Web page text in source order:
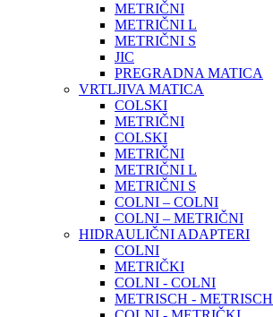
METRIČNI
METRIČNI L
METRIČNI S
JIC
PREGRADNA MATICA
VRTLJIVA MATICA
COLSKI
METRIČNI
COLSKI
METRIČNI
METRIČNI L
METRIČNI S
COLNI – COLNI
COLNI – METRIČNI
HIDRAULIČNI ADAPTERI
COLNI
METRIČKI
COLNI - COLNI
METRISCH - METRISCH